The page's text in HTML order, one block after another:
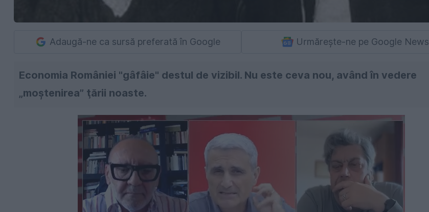
Adaugă-ne ca sursă preferată în Google Urmărește-ne pe Google News
Economia României "gâfâie" destul de vizibil. Nu este ceva nou, având în vedere
„moştenirea” ţării noaste.